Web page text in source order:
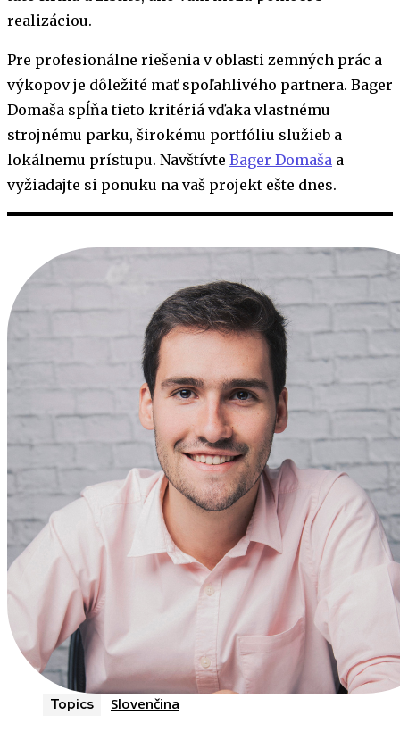
realizáciou.
Pre profesionálne riešenia v oblasti zemných prác a
výkopov je dôležité mať spoľahlivého partnera. Bager
Domaša spĺňa tieto kritériá vďaka vlastnému
strojnému parku, širokému portfóliu služieb a
lokálnemu prístupu. Navštívte Bager Domaša a
vyžiadajte si ponuku na vaš projekt ešte dnes.
Topics Slovenčina